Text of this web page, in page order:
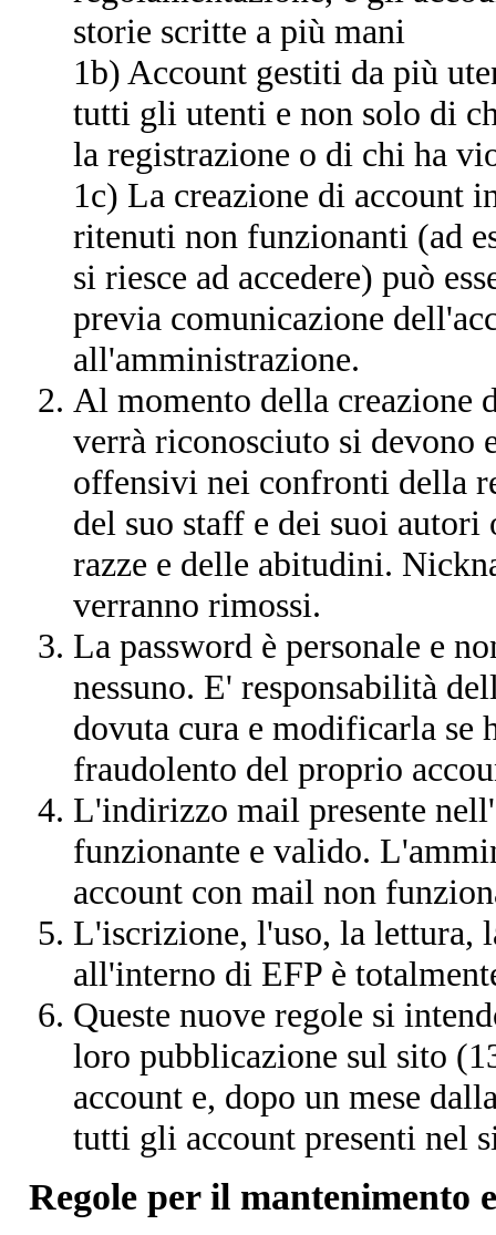
storie scritte a più mani
1b) Account gestiti da più
tutti gli utenti e non solo di
la registrazione o di chi ha
1c) La creazione di account
ritenuti non funzionanti (ad
si riesce ad accedere) può
previa comunicazione
all'amministrazione.
Al momento della creazione
verrà riconosciuto si devono
offensivi nei confronti della
del suo staff e dei suoi
razze e delle abitudini.
verranno rimossi.
La password è personale e
nessuno. E' responsabilità
dovuta cura e modificarla se
fraudolento del proprio
L'indirizzo mail presente
funzionante e valido.
account con mail non
L'iscrizione, l'uso, la lettura,
all'interno di EFP è
Queste nuove regole si
loro pubblicazione sul sito
account e, dopo un mese
tutti gli account presenti nel
Regole per il mantenimento